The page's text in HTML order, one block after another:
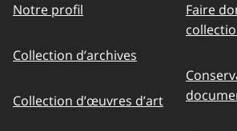
Notre profil
Collection d’archives
Collection d’œuvres d’art
Faire